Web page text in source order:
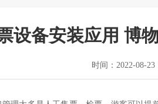
设备安装应用 博
时间：2022-08-23